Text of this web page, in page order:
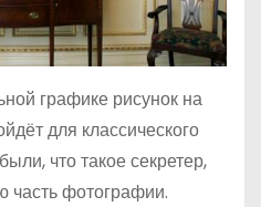
графике рисунок на
для классического
что такое секретер,
часть фотографии.